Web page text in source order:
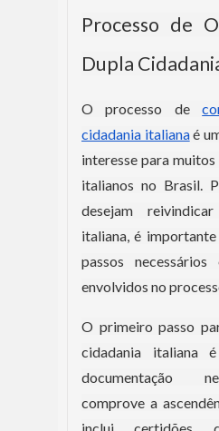
Processo de
Dupla
O processo de
cidadania italianaé
interesse para
italianos no Brasil.
desejam
italiana, é
passos
envolvidos no
O primeiro passo
cidadania italiana
documentação
comprove a